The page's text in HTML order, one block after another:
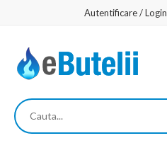
Autentificare / Login